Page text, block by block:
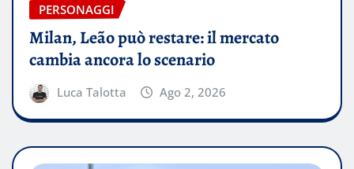
PERSONAGGI
Milan, Leão può restare: il mercato
cambia ancora lo scenario
Luca Talotta Ago 2, 2026